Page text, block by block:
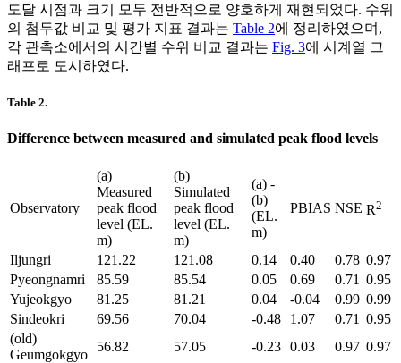
도달 시점과 크기 모두 전반적으로 양호하게 재현되었다. 수위
의 첨두값 비교 및 평가 지표 결과는 Table 2에 정리하였으며,
각 관측소에서의 시간별 수위 비교 결과는 Fig. 3에 시계열 그
래프로 도시하였다.
Table 2.
Difference between measured and simulated peak flood levels
Observatory
(a)
Measured
peak flood
level (EL.
m)
(b)
Simulated
peak flood
level (EL.
m)
(a) -
(b)
(EL.
m)
PBIAS NSE R2
Iljungri 121.22 121.08 0.14 0.40 0.78 0.97
Pyeongnamri
85.59 85.54 0.05 0.69 0.71 0.95
Yujeokgyo
81.25 81.21 0.04 -0.04 0.99 0.99
Sindeokri
69.56 70.04 -0.48 1.07 0.71 0.95
(old)
Geumgokgyo
56.82 57.05 -0.23 0.03 0.97 0.97